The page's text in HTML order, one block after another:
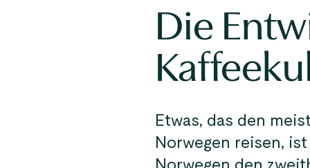
Die
Etwas, das den
Norwegen reisen,